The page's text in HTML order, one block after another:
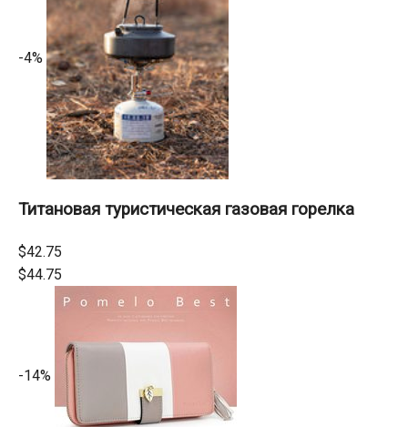
-4%
Титановая туристическая газовая горелка
$42.75
$44.75
-14%